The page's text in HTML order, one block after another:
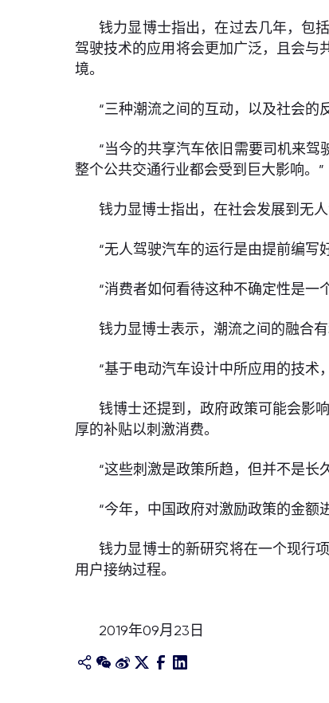
钱力显博士指出，在过去几年，包
驾驶技术的应用将会更加广泛，且会与
境。
“三种潮流之间的互动，以及社会的
“当今的共享汽车依旧需要司机来
整个公共交通行业都会受到巨大影响。”
钱力显博士指出，在社会发展到无
“无人驾驶汽车的运行是由提前编写
“消费者如何看待这种不确定性是一
钱力显博士表示，潮流之间的融合有
“基于电动汽车设计中所应用的技术
钱博士还提到，政府政策可能会影
厚的补贴以刺激消费。
“这些刺激是政策所趋，但并不是长
“今年，中国政府对激励政策的金
钱力显博士的新研究将在一个现行
用户接纳过程。
2019年09月23日